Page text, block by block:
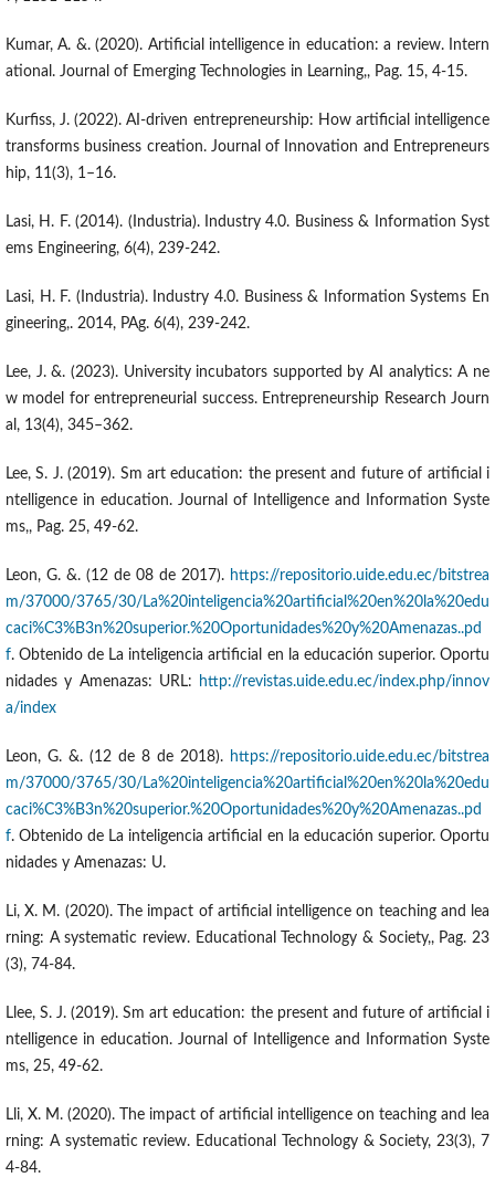
Kumar, A. &. (2020). Artificial intelligence in education: a review. Intern
ational. Journal of Emerging Technologies in Learning,, Pag. 15, 4-15.
Kurfiss, J. (2022). AI-driven entrepreneurship: How artificial intelligence
transforms business creation. Journal of Innovation and Entrepreneurs
hip, 11(3), 1–16.
Lasi, H. F. (2014). (Industria). Industry 4.0. Business & Information Syst
ems Engineering, 6(4), 239-242.
Lasi, H. F. (Industria). Industry 4.0. Business & Information Systems En
gineering,. 2014, PAg. 6(4), 239-242.
Lee, J. &. (2023). University incubators supported by AI analytics: A ne
w model for entrepreneurial success. Entrepreneurship Research Journ
al, 13(4), 345–362.
Lee, S. J. (2019). Sm art education: the present and future of artificial i
ntelligence in education. Journal of Intelligence and Information Syste
ms,, Pag. 25, 49-62.
Leon, G. &. (12 de 08 de 2017). https://repositorio.uide.edu.ec/bitstrea
m/37000/3765/30/La%20inteligencia%20artificial%20en%20la%20edu
caci%C3%B3n%20superior.%20Oportunidades%20y%20Amenazas..pd
f. Obtenido de La inteligencia artificial en la educación superior. Oportu
nidades y Amenazas: URL:
http://revistas.uide.edu.ec/index.php/innov
a/index
Leon, G. &. (12 de 8 de 2018). https://repositorio.uide.edu.ec/bitstrea
m/37000/3765/30/La%20inteligencia%20artificial%20en%20la%20edu
caci%C3%B3n%20superior.%20Oportunidades%20y%20Amenazas..pd
f. Obtenido de La inteligencia artificial en la educación superior. Oportu
nidades y Amenazas: U.
Li, X. M. (2020). The impact of artificial intelligence on teaching and lea
rning: A systematic review. Educational Technology & Society,, Pag. 23
(3), 74-84.
Llee, S. J. (2019). Sm art education: the present and future of artificial i
ntelligence in education. Journal of Intelligence and Information Syste
ms, 25, 49-62.
Lli, X. M. (2020). The impact of artificial intelligence on teaching and lea
rning: A systematic review. Educational Technology & Society, 23(3), 7
4-84.